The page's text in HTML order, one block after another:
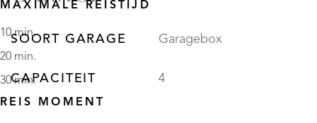
SOORT GARAGE Garagebox
CAPACITEIT 4
MAXIMALE REISTIJD
10 min.
20 min.
30 min.
REIS MOMENT